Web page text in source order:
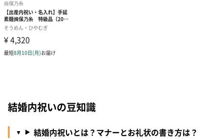
結婚内祝いの豆知識
結婚内祝いとは？マナーとお礼状の書き方は？